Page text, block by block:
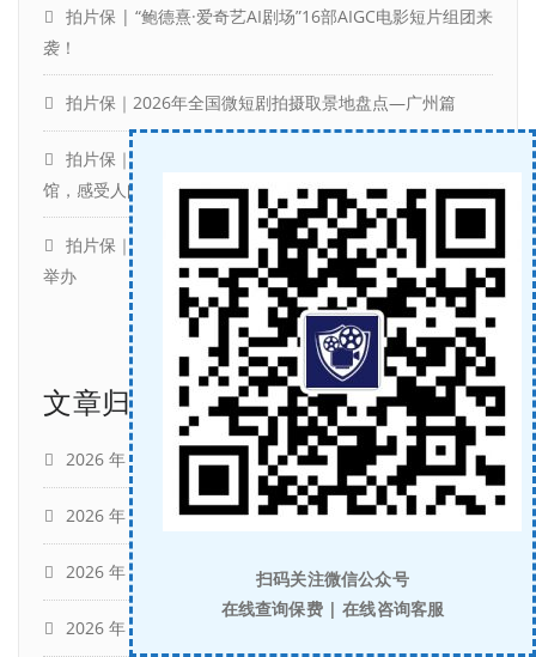
拍片保 | “鲍德熹·爱奇艺AI剧场”16部AIGC电影短片组团来
袭！
拍片保｜2026年全国微短剧拍摄取景地盘点—广州篇
拍片保｜《冬去春来》热播中：六个北漂人，一个小旅
馆，感受人间冷暖
拍片保｜第16届北京国际电影节官宣4月16日至4月25日
举办
文章归档
2026 年 8 月
2026 年 7 月 (5)
2026 年 6 月
2026 年 5 月
扫码关注微信公众号
在线查询保费 | 在线咨询客服